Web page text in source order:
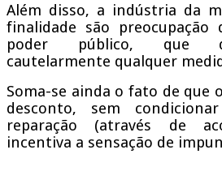
Além disso, a indústria da
finalidade são preocupação
poder público, que
cautelarmente qualquer
Soma-se ainda o fato de que
desconto, sem
reparação (através de
incentiva a sensação de